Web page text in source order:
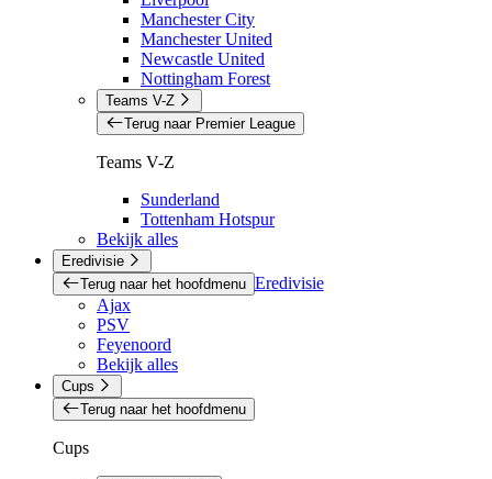
Manchester City
Manchester United
Newcastle United
Nottingham Forest
Teams V-Z
Terug naar Premier League
Teams V-Z
Sunderland
Tottenham Hotspur
Bekijk alles
Eredivisie
Terug naar het hoofdmenu Eredivisie
Ajax
PSV
Feyenoord
Bekijk alles
Cups
Terug naar het hoofdmenu
Cups